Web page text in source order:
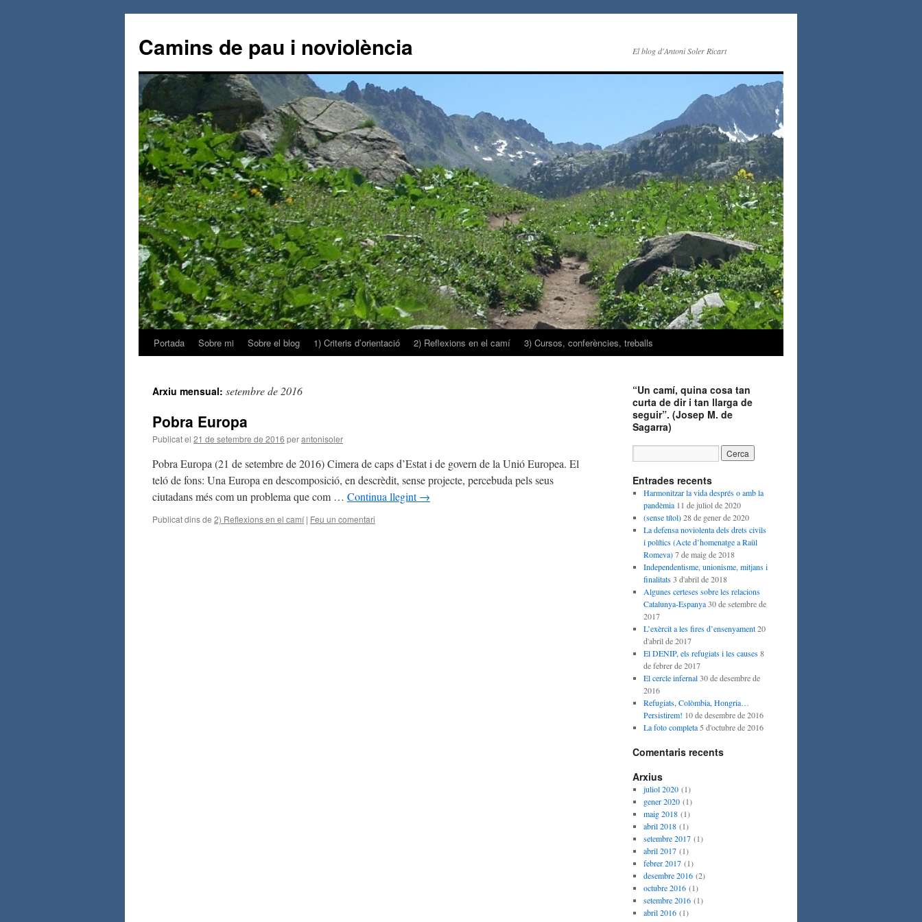
contingut
Camins de pau i noviolència El blog d'Antoni Soler Ricart
Portada Sobre mi Sobre el blog 1) Criteris d’orientació 2) Reflexions en el camí 3) Cursos, conferències, treballs
Arxiu mensual: setembre de 2016
Pobra Europa
Publicat el 21 de setembre de 2016 perantonisoler
Pobra Europa (21 de setembre de 2016) Cimera de caps d’Estat i de govern de la Unió Europea. El
teló de fons: Una Europa en descomposició, en descrèdit, sense projecte, percebuda pels seus
ciutadans més com un problema que com … Continua llegint→
Publicat dins de 2) Reflexions en el camí | Feu un comentari
“Un camí, quina cosa tan
curta de dir i tan llarga de
seguir”. (Josep M. de
Sagarra)
Entrades recents
Harmonitzar la vida després o amb la
pandèmia 11 de juliol de 2020
(sense títol) 28 de gener de 2020
La defensa noviolenta dels drets civils
i polítics (Acte d’homenatge a Raül
Romeva) 7 de maig de 2018
Independentisme, unionisme, mitjans i
finalitats 3 d'abril de 2018
Algunes certeses sobre les relacions
Catalunya-Espanya 30 de setembre de
2017
L’exèrcit a les fires d’ensenyament 20
d'abril de 2017
El DENIP, els refugiats i les causes 8
de febrer de 2017
El cercle infernal 30 de desembre de
2016
Refugiats, Colòmbia, Hongria…
Persistirem! 10 de desembre de 2016
La foto completa 5 d'octubre de 2016
Comentaris recents
Arxius
juliol 2020(1)
gener 2020(1)
maig 2018(1)
abril 2018(1)
setembre 2017(1)
abril 2017(1)
febrer 2017(1)
desembre 2016(2)
octubre 2016(1)
setembre 2016(1)
abril 2016(1)